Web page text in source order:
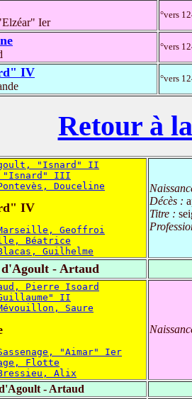
Ier
°vers
°vers
IV °vers
Retour à
"Isnard" II
"Isnard" III
Douceline
IV
Geoffroi
Béatrice
Guilhelme
Décès :
Titre :
- Artaud
Pierre Isoard
II
Saure
"Aimar" Ier
Flotte
Alix
- Artaud